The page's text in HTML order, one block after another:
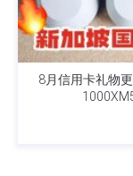
8月信用卡礼物